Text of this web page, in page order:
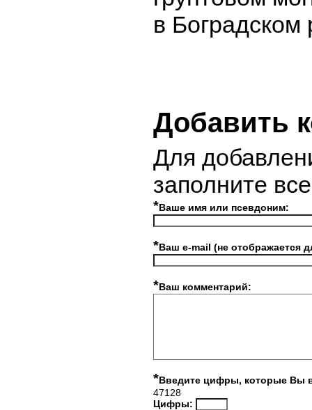
в Боградском
Добавить
Для
заполните
*Ваше имя или псевдоним:
*Ваш e-mail (не отображается
*Ваш комментарий:
*Введите цифры, которые Вы
47128
Цифры: